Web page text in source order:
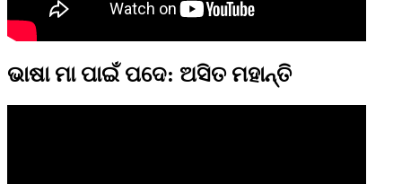
ଭାଷା ମା ପାଇଁ ପଦେ: ଅସିତ ମହାନ୍ତି